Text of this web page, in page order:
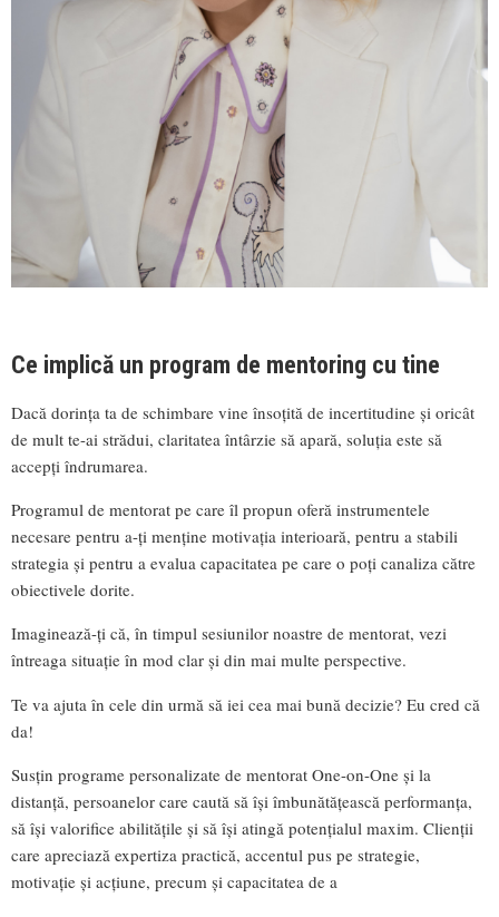
Ce implică un program de mentoring cu tine
Dacă dorința ta de schimbare vine însoțită de incertitudine și oricât
de mult te-ai strădui, claritatea întârzie să apară, soluția este să
accepți îndrumarea.
Programul de mentorat pe care îl propun oferă instrumentele
necesare pentru a-ți menține motivația interioară, pentru a stabili
strategia și pentru a evalua capacitatea pe care o poți canaliza către
obiectivele dorite.
Imaginează-ți că, în timpul sesiunilor noastre de mentorat, vezi
întreaga situație în mod clar și din mai multe perspective.
Te va ajuta în cele din urmă să iei cea mai bună decizie? Eu cred că
da!
Susțin programe personalizate de mentorat One-on-One și la
distanță, persoanelor care caută să își îmbunătățească performanța,
să își valorifice abilitățile și să își atingă potențialul maxim. Clienții
care apreciază expertiza practică, accentul pus pe strategie,
motivație și acțiune, precum și capacitatea de a